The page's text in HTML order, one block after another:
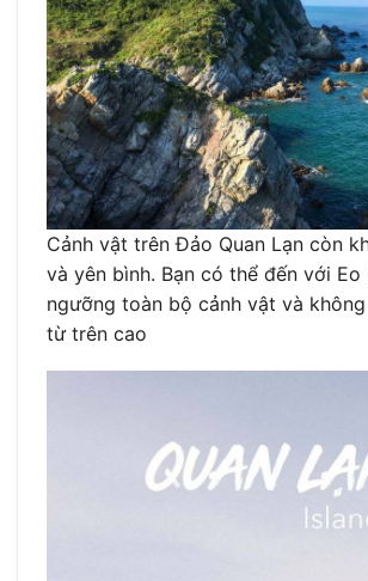
Cảnh vật trên Đảo Quan Lạn còn
và yên bình. Bạn có thể đến với Eo
ngưỡng toàn bộ cảnh vật và
từ trên cao